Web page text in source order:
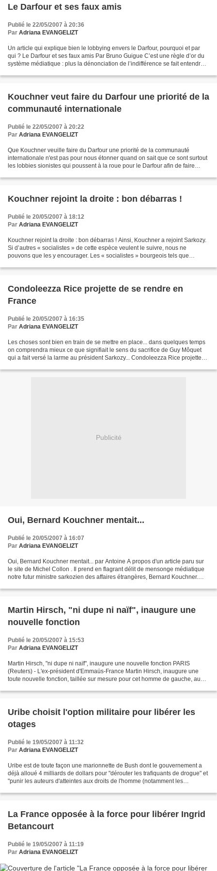
Le Darfour et ses faux amis
Publié le 22/05/2007 à 20:36
Par Adriana EVANGELIZT
Un article qui explique bien le lobbying envers le Darfour, pourquoi et par
qui ? Le Darfour et ses faux amis Par Bruno Guigue C’est une règle d’or du
système médiatique : plus la dénonciation de l’indifférence se fait entendre,
Kouchner veut faire du Darfour une priorité de la
communauté internationale
Publié le 22/05/2007 à 20:22
Par Adriana EVANGELIZT
Que Kouchner veuille faire du Darfour une priorité de la communauté
internationale n'est pas pour nous étonner quand on sait que ce sont surtout
les lobbies sionistes qui poussent à la roue pour le Darfour afin de faire
Kouchner rejoint la droite : bon débarras !
Publié le 20/05/2007 à 18:12
Par Adriana EVANGELIZT
Kouchner rejoint la droite : bon débarras ! Ainsi, Kouchner a rejoint Sarkozy.
Si d’autres « socialistes » de cette espèce veulent le suivre, nous ne
pouvons que les y encourager. Les « socialistes » bourgeois tels que
Condoleezza Rice projette de se rendre en
France
Publié le 20/05/2007 à 16:35
Par Adriana EVANGELIZT
Les choses sont bien en train de se mettre en place... dans quelques temps
on comprendra mieux ce que signifiait le sens du sacrifice de Guy Môquet
qui a fait versé la larme au président Sarkozy... Condoleezza Rice projette
Publicité
Oui, Bernard Kouchner mentait...
Publié le 20/05/2007 à 16:07
Par Adriana EVANGELIZT
Oui, Bernard Kouchner mentait... par Antoine A propos d'un article paru sur
le site de Michel Collon . Il prend en flagrant délit de mensonge médiatique
notre futur ministre sarkozien des affaires étrangères, Bernard Kouchner.
Martin Hirsch, "ni dupe ni naïf", inaugure une
nouvelle fonction
Publié le 20/05/2007 à 15:53
Par Adriana EVANGELIZT
Martin Hirsch, "ni dupe ni naïf", inaugure une nouvelle fonction PARIS
(Reuters) - L'ex-président d'Emmaüs-France Martin Hirsch, inaugure une
toute nouvelle fonction, taillée sur mesure pour cet homme de gauche, au
Uribe choisit l'option militaire pour libérer les
otages
Publié le 19/05/2007 à 11:32
Par Adriana EVANGELIZT
Uribe est de toute façon une marionnette de Bush dont le gouvernement a
déjà alloué 4 milliards de dollars pour "dérouter les trafiquants de drogue" et
"punir les auteurs d'atteintes aux droits de l'homme (notamment les
La France opposée à la force pour libérer Ingrid
Betancourt
Publié le 19/05/2007 à 11:19
Par Adriana EVANGELIZT